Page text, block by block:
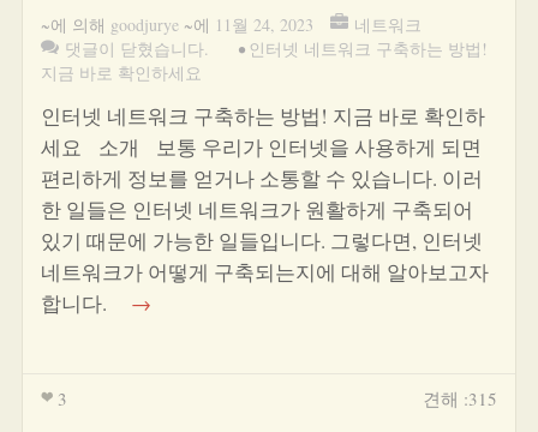
~에 의해 goodjurye ~에 11월 24, 2023
네트워크
댓글이 닫혔습니다.
• 인터넷 네트워크 구축하는 방법!
지금 바로 확인하세요
인터넷 네트워크 구축하는 방법! 지금 바로 확인하
세요 소개 보통 우리가 인터넷을 사용하게 되면
편리하게 정보를 얻거나 소통할 수 있습니다. 이러
한 일들은 인터넷 네트워크가 원활하게 구축되어
있기 때문에 가능한 일들입니다. 그렇다면, 인터넷
네트워크가 어떻게 구축되는지에 대해 알아보고자
합니다.
→
3 견해 :315